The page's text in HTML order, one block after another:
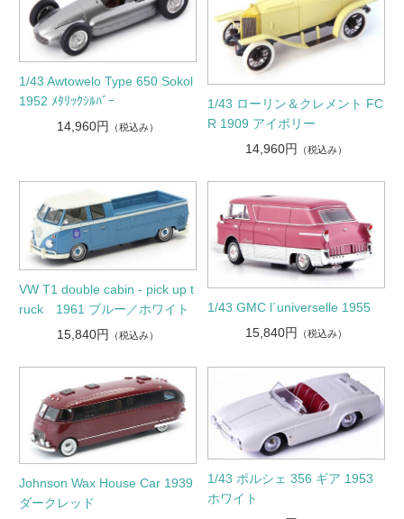
1/43 Awtowelo Type 650 Sokol
1952 ﾒﾀﾘｯｸｼﾙﾊﾞｰ
14,960円
（税込み）
1/43 ローリン＆クレメント FC
R 1909 アイボリー
14,960円
（税込み）
VW T1 double cabin - pick up t
ruck 1961 ブルー／ホワイト
15,840円
（税込み）
1/43 GMC l´universelle 1955
15,840円
（税込み）
Johnson Wax House Car 1939
ダークレッド
1/43 ポルシェ 356 ギア 1953
ホワイト